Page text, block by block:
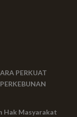
PERKUAT
Hak Masyarakat